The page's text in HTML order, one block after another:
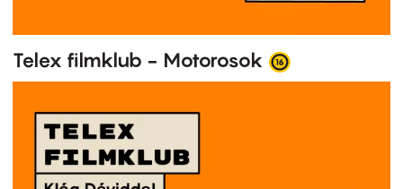
Telex filmklub - Motorosok